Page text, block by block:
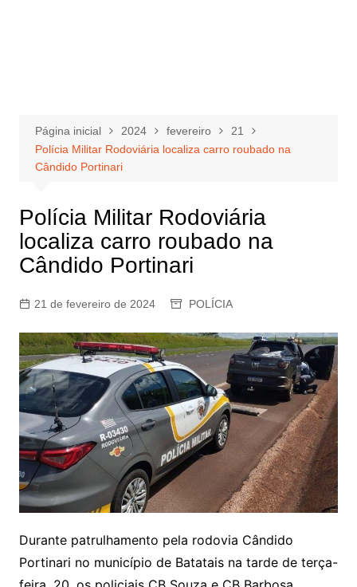
Página inicial 2024 fevereiro
21
Polícia Militar Rodoviária localiza carro roubado na
Cândido Portinari
Polícia Militar Rodoviária
localiza carro roubado na
Cândido Portinari
21 de fevereiro de 2024 POLÍCIA
Durante patrulhamento pela rodovia Cândido
Portinari no município de Batatais na tarde de terça-